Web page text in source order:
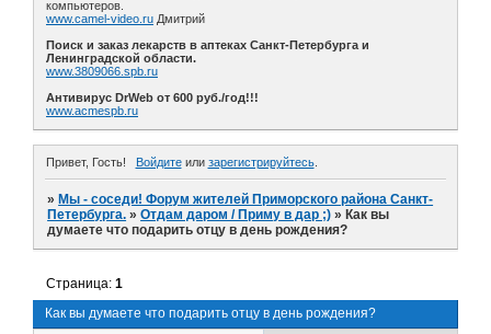
компьютеров.
www.camel-video.ru Дмитрий
Поиск и заказ лекарств в аптеках Санкт-Петербурга и
Ленинградской области.
www.3809066.spb.ru
Антивирус DrWeb от 600 руб./год!!!
www.acmespb.ru
Привет, Гость! Войдитеили зарегистрируйтесь.
» Мы - соседи! Форум жителей Приморского района Санкт-
Петербурга. »Отдам даром / Приму в дар ;) » Как вы
думаете что подарить отцу в день рождения?
Как вы думаете что подарить отцу в день рождения?
Страница:1